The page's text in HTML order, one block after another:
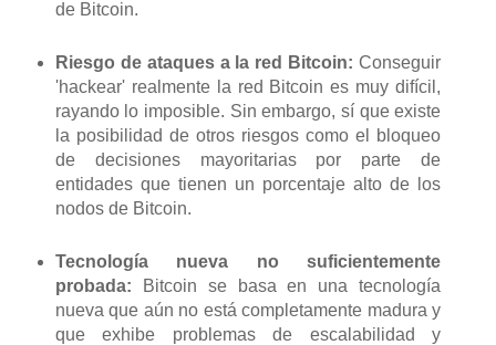
de Bitcoin.
Riesgo de ataques a la red Bitcoin: Conseguir
'hackear' realmente la red Bitcoin es muy difícil,
rayando lo imposible. Sin embargo, sí que existe
la posibilidad de otros riesgos como el bloqueo
de decisiones mayoritarias por parte de
entidades que tienen un porcentaje alto de los
nodos de Bitcoin.
Tecnología nueva no suficientemente
probada: Bitcoin se basa en una tecnología
nueva que aún no está completamente madura y
que exhibe problemas de escalabilidad y